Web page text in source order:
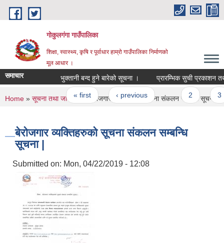
Skip to main content
गोकुलगंगा गाउँपालिका
शिक्षा, स्वास्थ्य, कृषि र पूर्वाधार हाम्रो गाउँपालिका निर्माणको
मूल आधार ।
समाचार भुक्तानी बन्द हुने बारेको सूचना । प्रारम्भिक सुची प्रकाशन तथा
Pages
« first ‹ previous …
You are here
Home » सूचना तथा जानकारी» बेरोजगार व्यक्तिहरुको सूचना संकलन सम्बन्धि सूचना |
बेरोजगार व्यक्तिहरुको सूचना संकलन सम्बन्धि
सूचना |
Submitted on: Mon, 04/22/2019 - 12:08